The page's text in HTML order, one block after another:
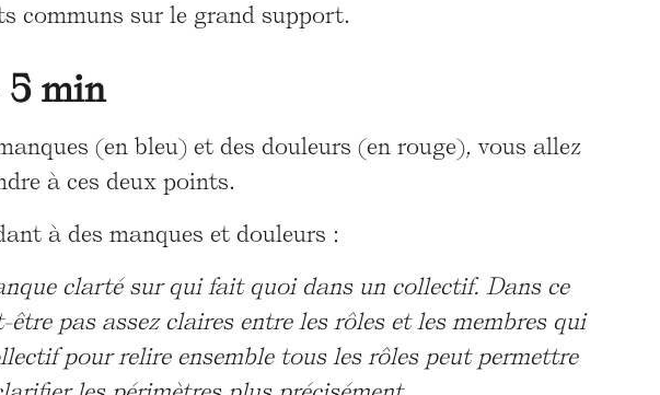
communs sur le grand support.
5 min
(en bleu) et des douleurs (en rouge), vous allez
à ces deux points.
à des manques et douleurs :
clarté sur qui fait quoi dans un collectif. Dans ce
pas assez claires entre les rôles et les membres qui
pour relire ensemble tous les rôles peut permettre